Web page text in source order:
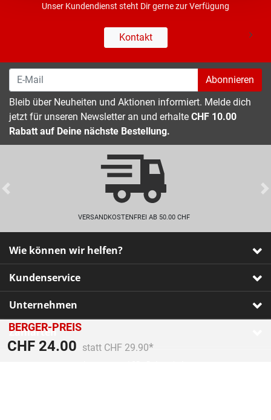
BERGER-PREIS
CHF 24.00 Preis reduziert von
statt CHF 29.90
An
Unser Kundendienst steht Dir gerne zur Verfügung
Kontakt
Abonnieren
Bleib über Neuheiten und Aktionen informiert. Melde dich
jetzt für unseren Newsletter an und erhalte CHF 10.00
Rabatt auf Deine nächste Bestellung.
VERSANDKOSTENFREI AB 50.00 CHF
Previous
Wie können wir helfen?
Kundenservice
Unternehmen
Zahlarten